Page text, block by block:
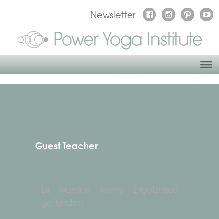
Newsletter
Guest Teacher
Es wurden keine Ergebnisse
gefunden.